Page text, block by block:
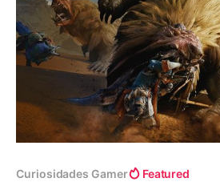
Curiosidades Gamer Featured